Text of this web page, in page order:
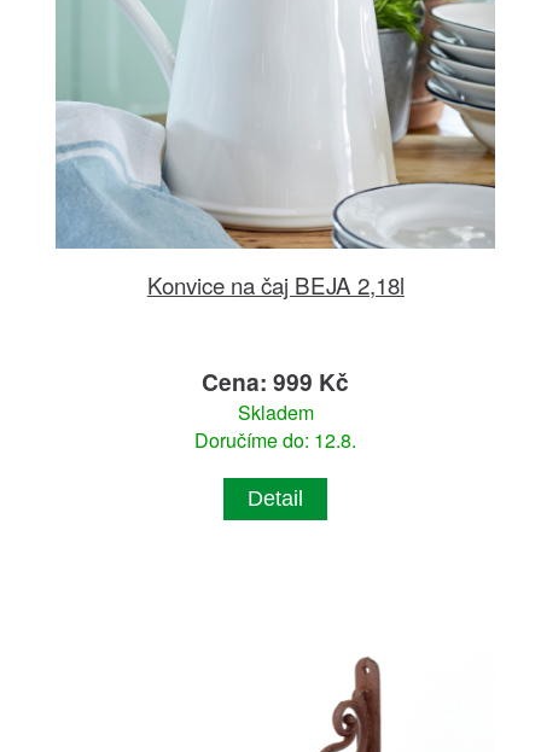
Konvice na čaj BEJA 2,18l
Cena: 999 Kč
Skladem
Doručíme do: 12.8.
Detail